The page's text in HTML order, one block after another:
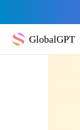
GlobalGPT